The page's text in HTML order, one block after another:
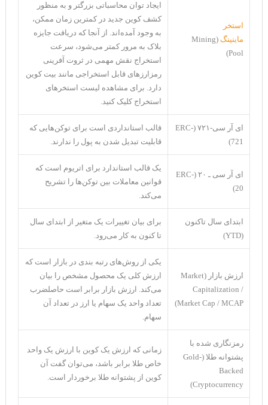
استخر
ماینینگ (Mining
Pool)
ایجاد توان محاسباتی بزرگتر و به منظور
کشف کوین جدید در کمترین زمان ممکن،
به وجود آمده‌اند. از آنجا که دریافت جایزه
بلاک به مرور کمتر می‌شود، سرعت
استخراج نقش مهمی در ثروت آفرینی
رمزارزهای قابل استخراجی مانند بیت کوین
دارد. برای مشاهده لیست استخرهای
استخراج کلیک کنید.
ای آر سی-۷۲۱ (ERC-
721)
قالب استانداردی است برای توکن‌‌هایی که
قابلیت تبدیل شدن به پول را ندارند.
ای آر سی ـ ۲۰ (ERC-
20)
یک قالب استاندارد برای اتریوم است که
قوانین معاملات بین توکن‌ها را تشریح
می‌کند.
ابتدای سال تاکنون
(YTD)
برای بیان تغییرات یک متغیر از ابتدای سال
تا کنون به کار می‌رود.
ارزش بازار (Market
Capitalization /
Market Cap / MCAP)
یکی از روش‌های رتبه بندی در بازار است که
ارزش کلی یک محصول مشخص را بیان
می‌کند. ارزش بازار برابر است حاصلضرب
تعداد واحد یک سهام یا ارز در تعداد آن
سهام.
رمزنگاری شده با
پشتوانه طلا (Gold-
Backed
Cryptocurrency)
زمانی که ارزش یک کوین با ارزش یک واحد
خاص طلا برابر باشد، می‌توان گفت آن
کوین از پشتوانه طلا برخوردار است.